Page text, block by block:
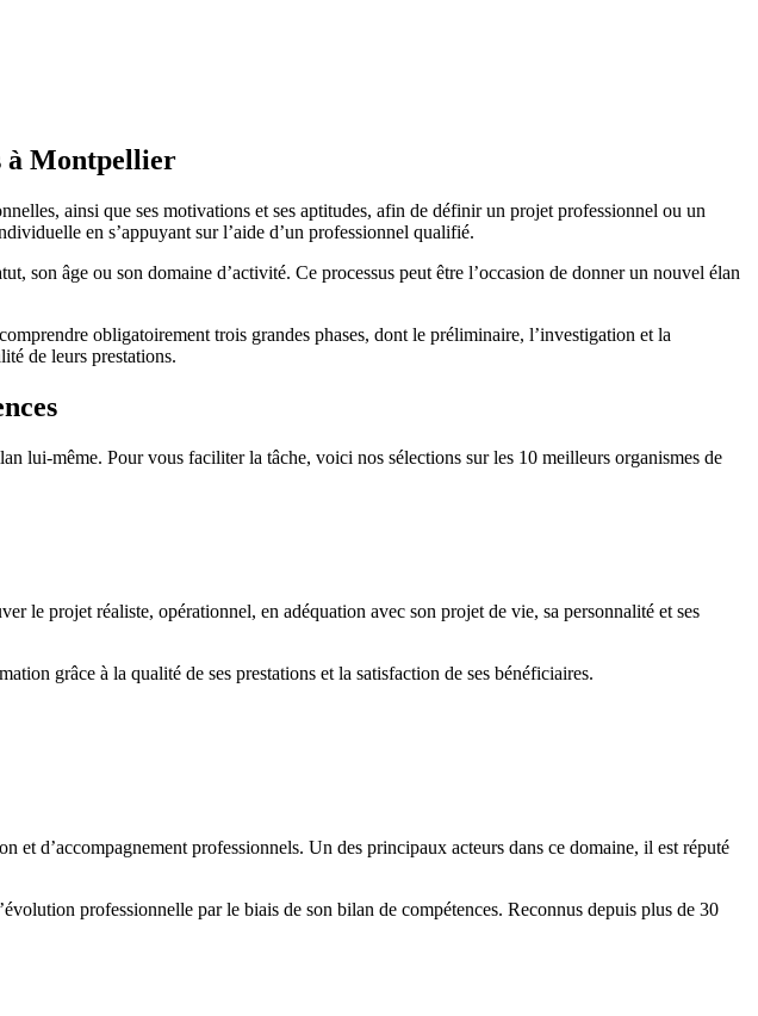
à Montpellier
ainsi que ses motivations et ses aptitudes, afin de définir un projet professionnel ou un
en s’appuyant sur l’aide d’un professionnel qualifié.
son âge ou son domaine d’activité. Ce processus peut être l’occasion de donner un nouvel élan
obligatoirement trois grandes phases, dont le préliminaire, l’investigation et la
de leurs prestations.
lui-même. Pour vous faciliter la tâche, voici nos sélections sur les 10 meilleurs organismes de
le projet réaliste, opérationnel, en adéquation avec son projet de vie, sa personnalité et ses
grâce à la qualité de ses prestations et la satisfaction de ses bénéficiaires.
d’accompagnement professionnels. Un des principaux acteurs dans ce domaine, il est réputé
professionnelle par le biais de son bilan de compétences. Reconnus depuis plus de 30